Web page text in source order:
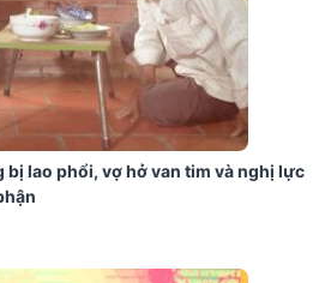
bị lao phổi, vợ hở van tim và nghị lực